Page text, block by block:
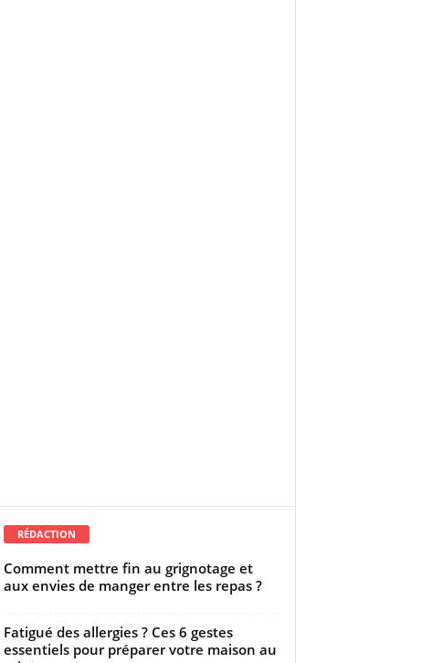
RÉDACTION
Comment mettre fin au grignotage et
aux envies de manger entre les repas ?
Fatigué des allergies ? Ces 6 gestes
essentiels pour préparer votre maison au